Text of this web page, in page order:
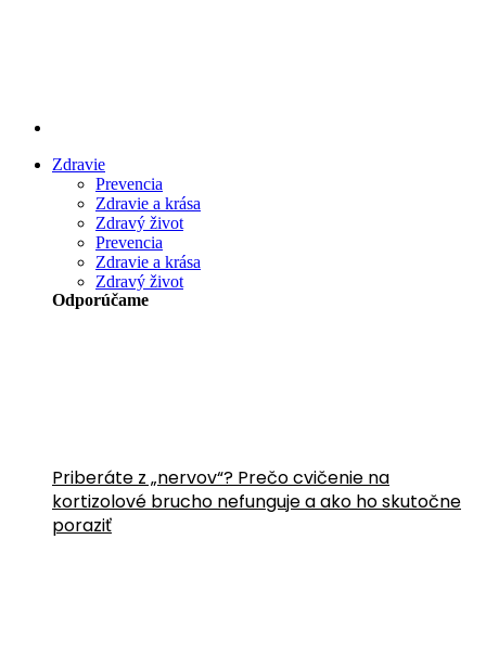
Zdravie
Prevencia
Zdravie a krása
Zdravý život
Prevencia
Zdravie a krása
Zdravý život
Odporúčame
Priberáte z „nervov“? Prečo cvičenie na
kortizolové brucho nefunguje a ako ho skutočne
poraziť